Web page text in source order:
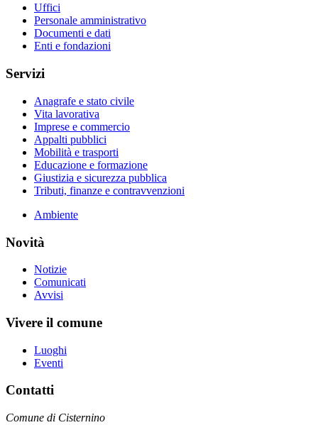
Uffici
Personale amministrativo
Documenti e dati
Enti e fondazioni
Servizi
Anagrafe e stato civile
Vita lavorativa
Imprese e commercio
Appalti pubblici
Mobilità e trasporti
Educazione e formazione
Giustizia e sicurezza pubblica
Tributi, finanze e contravvenzioni
Ambiente
Novità
Notizie
Comunicati
Avvisi
Vivere il comune
Luoghi
Eventi
Contatti
Comune di Cisternino